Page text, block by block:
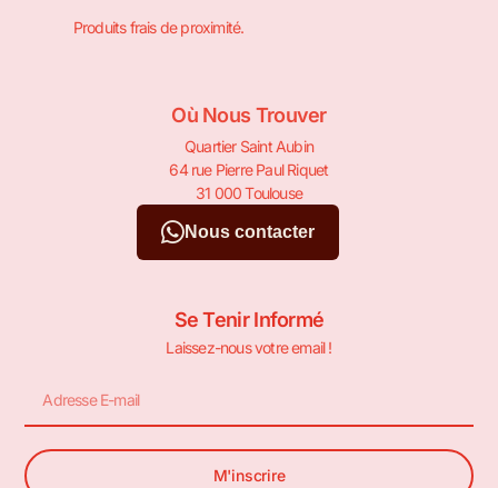
Produits frais de proximité.
Où Nous Trouver
Quartier Saint Aubin
64 rue Pierre Paul Riquet
31 000 Toulouse
Nous contacter
Se Tenir Informé
Laissez-nous votre email !
M'inscrire